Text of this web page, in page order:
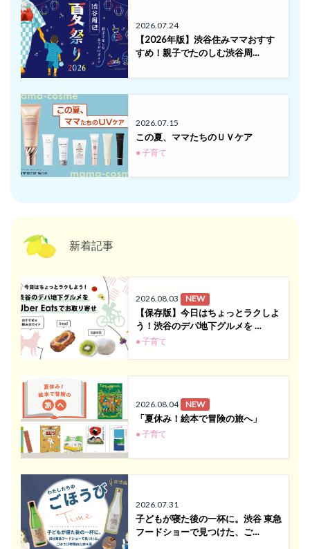
2026.07.24
【2026年版】渋谷住みママおすす
すめ！親子でたのしむ渋谷周…
2026.07.15
この夏、ママたちのＵＶケア
● 子育て
新着記事
2026.08.03 NEW
【保存版】今日はちょっとラクしよ
う！渋谷のデパ地下グルメを …
● 子育て
2026.08.04 NEW
「夏休み！絵本で冒険の旅へ」
● 子育て
2026.07.31
子どもが寝た後の一杯に。渋谷 東急
フードショーで見つけた、ご…